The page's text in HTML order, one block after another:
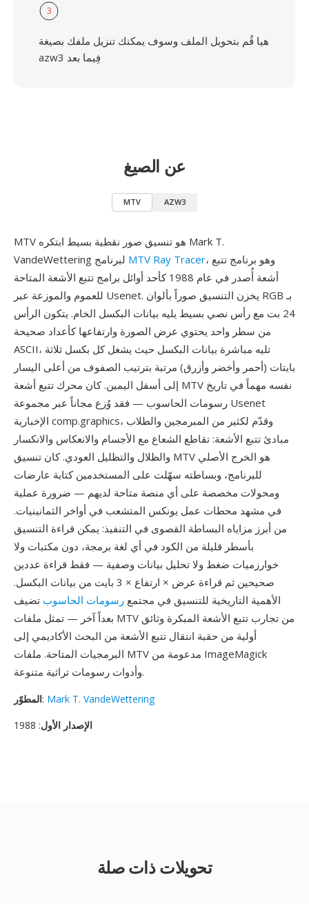
3
هيا قُم بتحويل الملف وسوف يمكنك تنزيل ملفك بصيغة
azw3 فِيما بعد
عن الصيغ
MTV AZW3
MTV هو تنسيق صور نقطية بسيط ابتكره Mark T.
MTV Ray Tracer، وهو برنامج تتبع
أشعة أُصدر في عام 1988 كأحد أوائل برامج تتبع الأشعة المتاحة
للعموم والموزعة عبر Usenet. يخزن التنسيق صوراً بألوان RGB بـ
24 بت مع رأس نصي بسيط يليه بيانات البكسل الخام. يتكون الرأس
من سطر واحد يحتوي عرض الصورة وارتفاعها كأعداد صحيحة
ASCII، تليه مباشرة بيانات البكسل حيث يشغل كل بكسل ثلاثة
بايتات (أحمر وأخضر وأزرق) مرتبة بترتيب الصفوف من أعلى اليسار
إلى أسفل اليمين. كان محرك تتبع أشعة MTV نفسه مهماً في تاريخ
رسومات الحاسوب — فقد وُزع مجاناً عبر مجموعة Usenet
الإخبارية comp.graphics، وقدّم لكثير من المبرمجين والطلاب
مبادئ تتبع الأشعة: تقاطع الشعاع مع الأجسام والانعكاس والانكسار
والظلال والتظليل العودي. كان تنسيق MTV هو الخرج الأصلي
للبرنامج، وبساطته سهّلت على المستخدمين كتابة عارضات
ومحولات مخصصة على أي منصة متاحة لديهم — ضرورة عملية
في مشهد محطات عمل يونكس المتشعب في أواخر الثمانينيات.
من أبرز مزاياه البساطة القصوى في التنفيذ: يمكن قراءة التنسيق
بأسطر قليلة من الكود في أي لغة برمجة، دون مكتبات ولا
خوارزميات ضغط ولا تحليل بيانات وصفية — فقط قراءة عددين
صحيحين ثم قراءة عرض × ارتفاع × 3 بايت من بيانات البكسل.
الأهمية التاريخية للتنسيق في مجتمع رسومات الحاسوب تضيف
بعداً آخر — تمثل ملفات MTV من تجارب تتبع الأشعة المبكرة وثائق
أولية من حقبة انتقال تتبع الأشعة من البحث الأكاديمي إلى
البرمجيات المتاحة. ملفات MTV مدعومة من ImageMagick
وأدوات رسومات تراثية متنوعة.
المطوّر: Mark T. VandeWettering
الإصدار الأول: 1988
تحويلات ذات صلة